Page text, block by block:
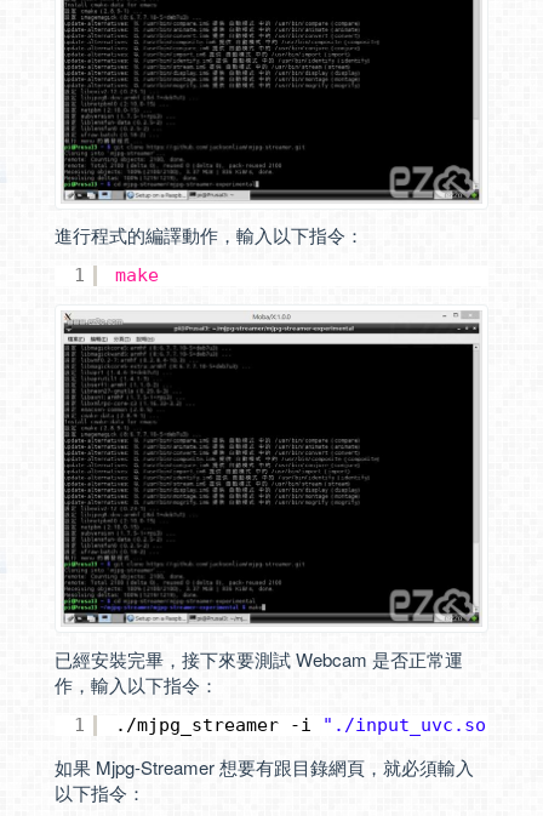
進行程式的編譯動作，輸入以下指令：
1 make
已經安裝完畢，接下來要測試 Webcam 是否正常運
作，輸入以下指令：
1 . /mjpg_streamer -i "./input_uvc.so"
如果 Mjpg-Streamer 想要有跟目錄網頁，就必須輸入
以下指令：